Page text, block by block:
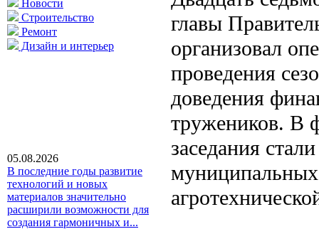
Новости
Строительство
Ремонт
Дизайн и интерьер
05.08.2026
В последние годы развитие
технологий и новых
материалов значительно
расширили возможности для
создания гармоничных и...
главы
организовал
проведения
доведения
тружеников. В
заседания